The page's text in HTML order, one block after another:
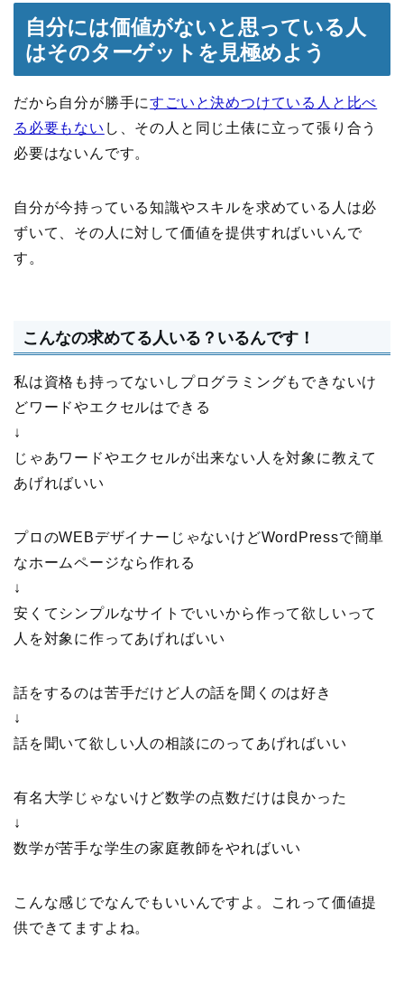
自分には価値がないと思っている人
はそのターゲットを見極めよう
だから自分が勝手にすごいと決めつけている人と比べ
る必要もない し、その人と同じ土俵に立って張り合う
必要はないんです。
自分が今持っている知識やスキルを求めている人は必
ずいて、その人に対して価値を提供すればいいんで
す。
こんなの求めてる人いる？いるんです！
私は資格も持ってないしプログラミングもできないけ
どワードやエクセルはできる
↓
じゃあワードやエクセルが出来ない人を対象に教えて
あげればいい
プロのWEBデザイナーじゃないけどWordPressで簡単
なホームページなら作れる
↓
安くてシンプルなサイトでいいから作って欲しいって
人を対象に作ってあげればいい
話をするのは苦手だけど人の話を聞くのは好き
↓
話を聞いて欲しい人の相談にのってあげればいい
有名大学じゃないけど数学の点数だけは良かった
↓
数学が苦手な学生の家庭教師をやればいい
こんな感じでなんでもいいんですよ。これって価値提
供できてますよね。